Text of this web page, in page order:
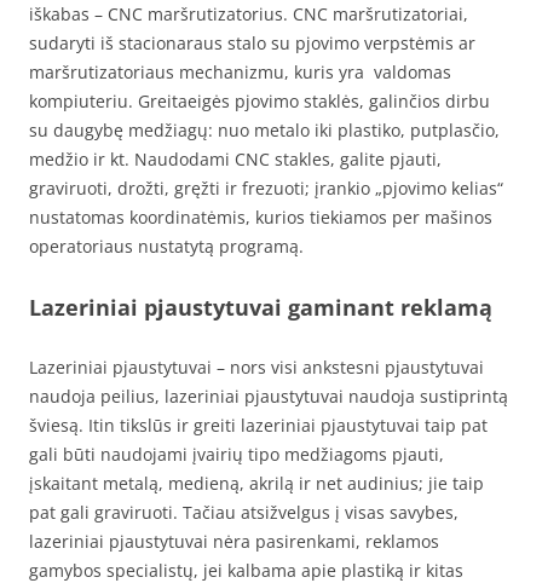
iškabas – CNC maršrutizatorius. CNC maršrutizatoriai,
sudaryti iš stacionaraus stalo su pjovimo verpstėmis ar
maršrutizatoriaus mechanizmu, kuris yra valdomas
kompiuteriu. Greitaeigės pjovimo staklės, galinčios dirbu
su daugybę medžiagų: nuo metalo iki plastiko, putplasčio,
medžio ir kt. Naudodami CNC stakles, galite pjauti,
graviruoti, drožti, gręžti ir frezuoti; įrankio „pjovimo kelias“
nustatomas koordinatėmis, kurios tiekiamos per mašinos
operatoriaus nustatytą programą.
Lazeriniai pjaustytuvai gaminant reklamą
Lazeriniai pjaustytuvai – nors visi ankstesni pjaustytuvai
naudoja peilius, lazeriniai pjaustytuvai naudoja sustiprintą
šviesą. Itin tikslūs ir greiti lazeriniai pjaustytuvai taip pat
gali būti naudojami įvairių tipo medžiagoms pjauti,
įskaitant metalą, medieną, akrilą ir net audinius; jie taip
pat gali graviruoti. Tačiau atsižvelgus į visas savybes,
lazeriniai pjaustytuvai nėra pasirenkami, reklamos
gamybos specialistų, jei kalbama apie plastiką ir kitas